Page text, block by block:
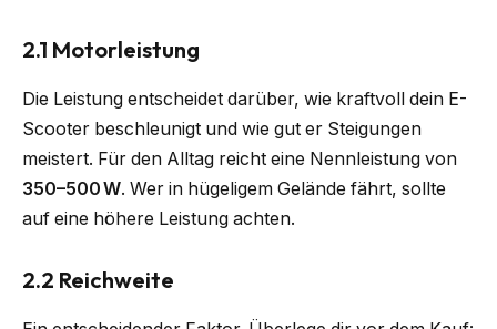
2.1 Motorleistung
Die Leistung entscheidet darüber, wie kraftvoll dein E-
Scooter beschleunigt und wie gut er Steigungen
meistert. Für den Alltag reicht eine Nennleistung von
350–500 W. Wer in hügeligem Gelände fährt, sollte
auf eine höhere Leistung achten.
2.2 Reichweite